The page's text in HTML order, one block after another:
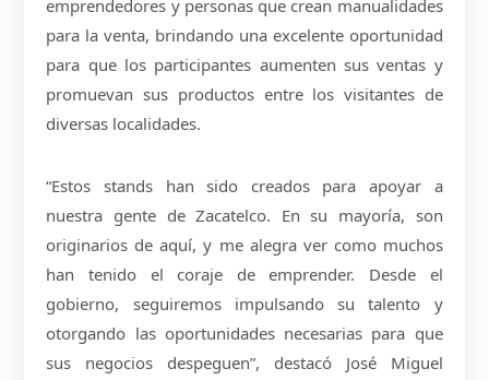
emprendedores y personas que crean manualidades
para la venta, brindando una excelente oportunidad
para que los participantes aumenten sus ventas y
promuevan sus productos entre los visitantes de
diversas localidades.
“Estos stands han sido creados para apoyar a
nuestra gente de Zacatelco. En su mayoría, son
originarios de aquí, y me alegra ver como muchos
han tenido el coraje de emprender. Desde el
gobierno, seguiremos impulsando su talento y
otorgando las oportunidades necesarias para que
sus negocios despeguen”, destacó José Miguel